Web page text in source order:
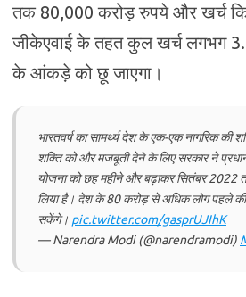
तक 80,000 करोड़ रुपये और खर्च
जीकेएवाई के तहत कुल खर्च लगभग
के आंकड़े को छू जाएगा।
भारतवर्ष का सामर्थ्य देश के एक-एक नागरिक की
शक्ति को और मजबूती देने के लिए सरकार ने
योजना को छह महीने और बढ़ाकर सितंबर 2022
लिया है। देश के 80 करोड़ से अधिक लोग पहले
सकेंगे। pic.twitter.com/gasprUJIhK
— Narendra Modi (@narendramodi)